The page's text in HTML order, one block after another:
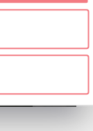
1/2